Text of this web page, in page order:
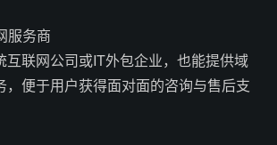
服务商
互联网公司或IT外包企业，也能提供域
，便于用户获得面对面的咨询与售后支